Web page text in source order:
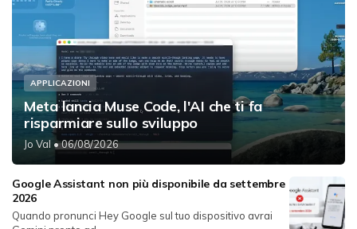
APPLICAZIONI
Meta lancia Muse Code, l'AI che ti fa
risparmiare sullo sviluppo
Jo Val • 06/08/2026
Google Assistant non più disponibile da settembre
2026
Quando pronunci Hey Google sul tuo dispositivo avrai